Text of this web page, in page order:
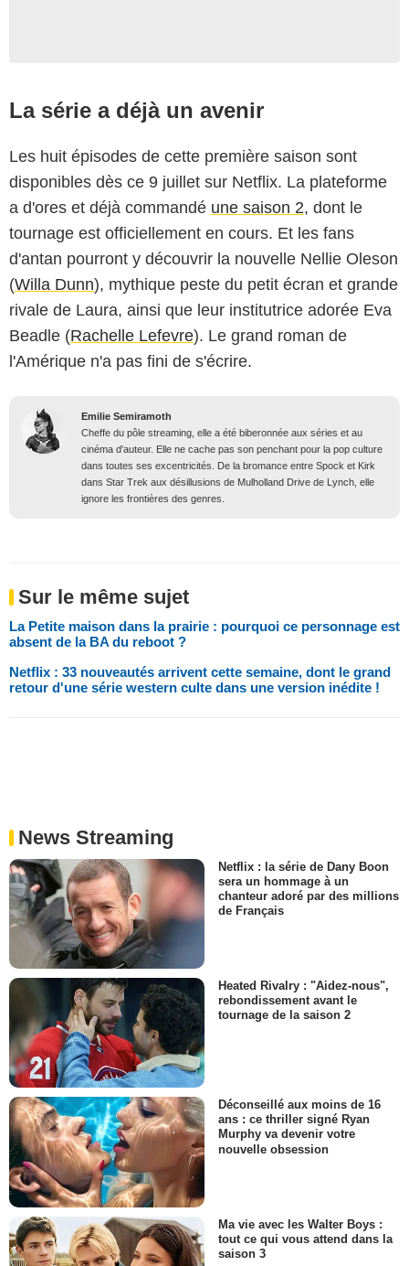
La série a déjà un avenir
Les huit épisodes de cette première saison sont
disponibles dès ce 9 juillet sur Netflix. La plateforme
a d'ores et déjà commandé une saison 2, dont le
tournage est officiellement en cours. Et les fans
d'antan pourront y découvrir la nouvelle Nellie Oleson
(Willa Dunn), mythique peste du petit écran et grande
rivale de Laura, ainsi que leur institutrice adorée Eva
Beadle (Rachelle Lefevre). Le grand roman de
l'Amérique n'a pas fini de s'écrire.
Emilie Semiramoth
Cheffe du pôle streaming, elle a été biberonnée aux séries et au
cinéma d'auteur. Elle ne cache pas son penchant pour la pop culture
dans toutes ses excentricités. De la bromance entre Spock et Kirk
dans Star Trek aux désillusions de Mulholland Drive de Lynch, elle
ignore les frontières des genres.
Sur le même sujet
La Petite maison dans la prairie : pourquoi ce personnage est
absent de la BA du reboot ?
Netflix : 33 nouveautés arrivent cette semaine, dont le grand
retour d'une série western culte dans une version inédite !
News Streaming
Netflix : la série de Dany Boon
sera un hommage à un
chanteur adoré par des millions
de Français
Heated Rivalry : "Aidez-nous",
rebondissement avant le
tournage de la saison 2
Déconseillé aux moins de 16
ans : ce thriller signé Ryan
Murphy va devenir votre
nouvelle obsession
Ma vie avec les Walter Boys :
tout ce qui vous attend dans la
saison 3